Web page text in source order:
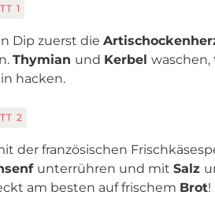
1
Dip zuerst die
Thymian und Kerbel
hacken.
2
der französischen
unterrühren und mit Salz
am besten auf frischem Brot!